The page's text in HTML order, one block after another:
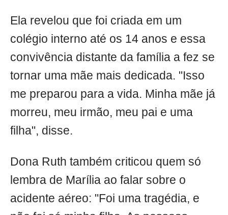
Ela revelou que foi criada em um
colégio interno até os 14 anos e essa
convivência distante da família a fez se
tornar uma mãe mais dedicada. "Isso
me preparou para a vida. Minha mãe já
morreu, meu irmão, meu pai e uma
filha", disse.
Dona Ruth também criticou quem só
lembra de Marília ao falar sobre o
acidente aéreo: "Foi uma tragédia, e